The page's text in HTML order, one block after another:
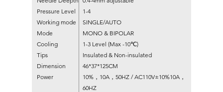
Pressure Level
Working mode
Mode
Cooling
Tips
Dimension
Power
1-4
SINGLE/AUTO
MONO & BIPOLAR
1-3 Level (Max -10℃)
Insulated & Non-insulated
46*37*125CM
10%，10A，50HZ / AC110V±10%10A，
60HZ